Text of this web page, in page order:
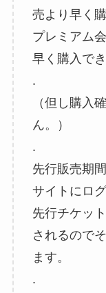
売より早く
プレミアム
早く購入で
.
（但し購入
ん。）
.
先行販売期
サイトにロ
先行チケッ
されるので
ます。
.